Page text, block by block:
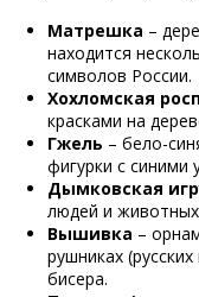
Матрешка –
находится
символов России.
Хохломская
красками на
Гжель – бело-
фигурки с
Дымковская
людей и
Вышивка –
рушниках
бисера.